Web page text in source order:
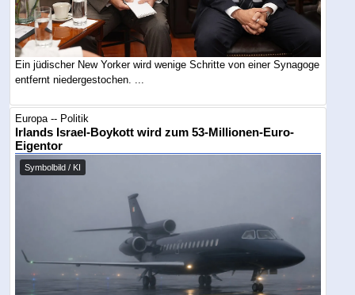
Ein jüdischer New Yorker wird wenige Schritte von einer Synagoge
entfernt niedergestochen. ...
Europa -- Politik
Irlands Israel-Boykott wird zum 53-Millionen-Euro-
Eigentor
Symbolbild / KI